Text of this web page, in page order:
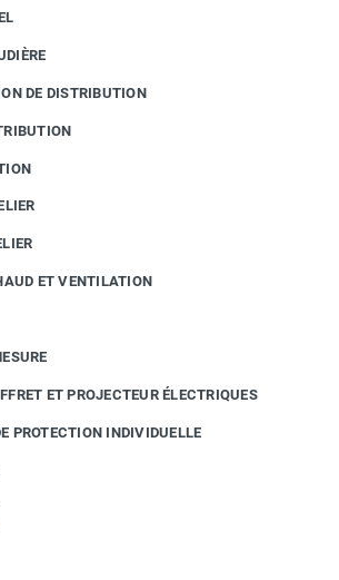
DE DISTRIBUTION
ET VENTILATION
ET PROJECTEUR ÉLECTRIQUES
PROTECTION INDIVIDUELLE